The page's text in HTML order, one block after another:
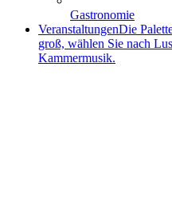
Gastronomie
VeranstaltungenDie
groß, wählen Sie nach
Kammermusik.